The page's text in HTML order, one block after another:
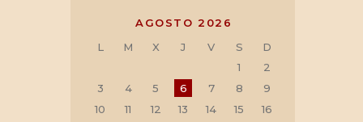
AGOSTO 2026
L
M X J V S
D
1
2
3
4 5 6 7 8
9
10
11 12 13 14 15
16